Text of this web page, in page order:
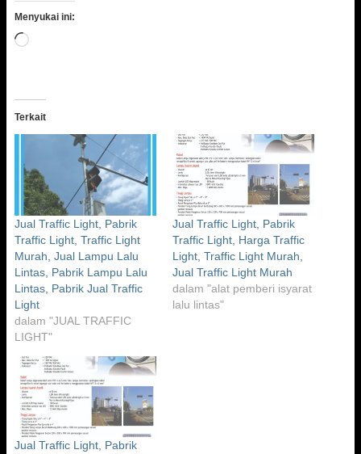
Menyukai ini:
Memuat...
Terkait
Jual Traffic Light, Pabrik
Traffic Light, Traffic Light
Murah, Jual Lampu Lalu
Lintas, Pabrik Lampu Lalu
Lintas, Pabrik Jual Traffic
Light
dalam "JUAL TRAFFIC
LIGHT"
Jual Traffic Light, Pabrik
Traffic Light, Harga Traffic
Light, Traffic Light Murah,
Jual Traffic Light Murah
dalam "alat pemberi isyarat
lalu lintas"
Jual Traffic Light, Pabrik